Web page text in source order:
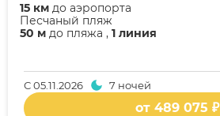
50 м до пляжа , 1 линия
Песчаный пляж
15 км до аэропорта
С05.11.2026 7 ночей
от 489 075 ₽